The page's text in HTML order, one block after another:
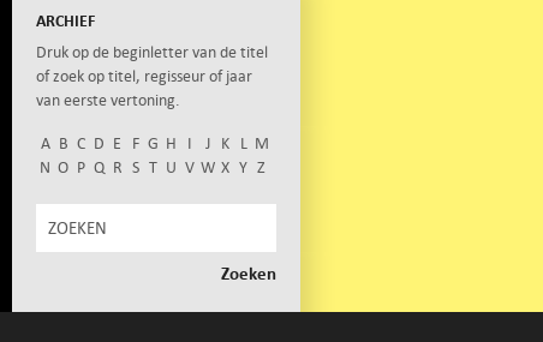
ARCHIEF
Druk op de beginletter van de titel
of zoek op titel, regisseur of jaar
van eerste vertoning.
A B C D E F G H I J K L M
N O P Q R S T U V W X Y Z